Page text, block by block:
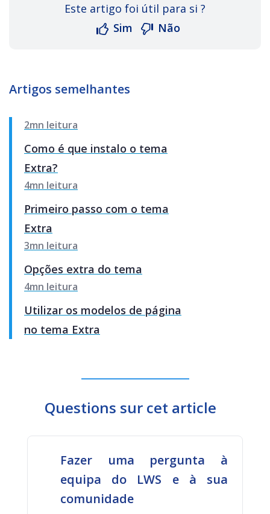
Este artigo foi útil para si ?
Sim
Não
Artigos semelhantes
2mn leitura
Como é que instalo o tema
Extra?
4mn leitura
Primeiro passo com o tema
Extra
3mn leitura
Opções extra do tema
4mn leitura
Utilizar os modelos de página
no tema Extra
Questions sur cet article
Fazer uma pergunta à
equipa do LWS e à sua
comunidade